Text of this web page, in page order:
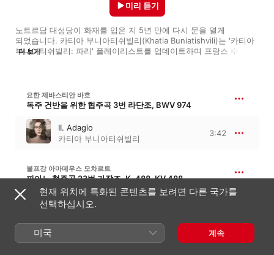
노트르담 대성당이 화재를 입은 지 5년 만에 다시 문을 열게
되었습니다. 카티아 부니아티쉬빌리(Khatia Buniatishvili)는 '카티아
부니아티쉬빌리: 파리' 플레이리스트를 업데이트하며 프랑스 수도
Apple Music Classical은 플레이리스트와 함께, 부니아티쉬빌리가
직접 쓴 아래의 글을 단독 공개합니다. 그는 이 글에서 프랑스
대성당에 대한 애정 어린 감상을 그려내죠.
"노트르담 드 파리! 하늘로 이어지는 끝없는 계단. 파리 하늘 아래
이 영원한 도시의 모습... 노트르담 드 파리! 에스메랄다의 자유,
콰지모도의 순수함, 빅토르 위고가 꿈꿨던 인권의 상징. 노트르담 드
파리! 영원한 것도 사라질 수 있다는 사실이 우리를 두렵게 했지만,
그것은 여전히 여기에 있네. 오래되고, 아름다우며, 자유롭고, 시간을
초월한 모습으로."
더 보기
미리 듣기
요한 제바스티안 바흐
독주 건반을 위한 협주곡 3번 라단조, BWV 974
II. Adagio
카티아 부니아티쉬빌리
3:42
볼프강 아마데우스 모차르트
피아노 협주곡 23번 가장조, K. 488, KV 488
II. Adagio
카티아 부니아티쉬빌리
프레데리크 쇼팽
현재 위치에 특화된 콘텐츠를 보려면 다른 국가를
선택하십시오.
미국 계속